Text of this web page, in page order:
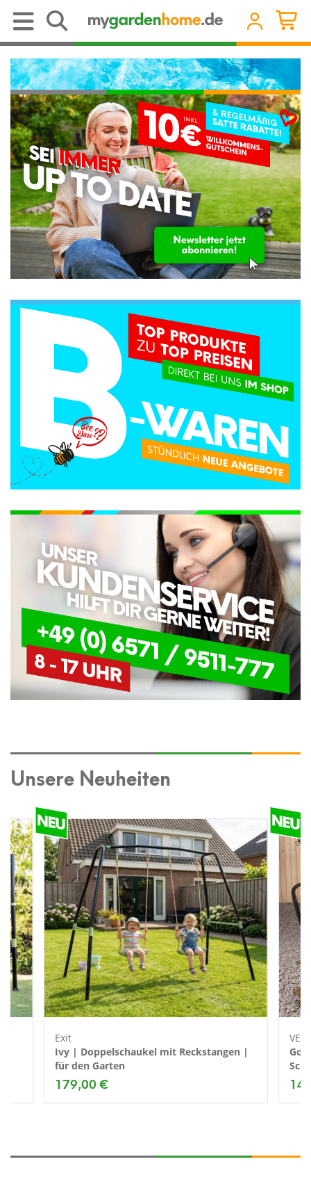
Pools
Unsere Neuheiten
Exit
Ivy | Doppelschaukel mit Reckstangen |
für den Garten
179,00 €